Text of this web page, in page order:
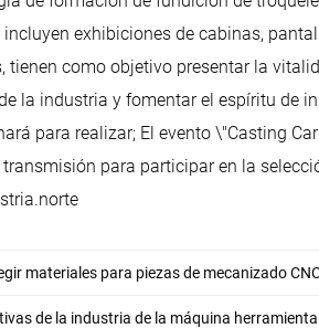
exhibiciones de cabinas,
tienen como objetivo presentar la
la industria y fomentar el espíritu de
para realizar; El evento \"Casting
transmisión para participar en la
materiales para piezas de mecanizado
de la industria de la máquina herramienta